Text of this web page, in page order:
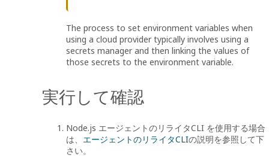
The process to set environment variables when
using a cloud provider typically involves using a
secrets manager and then linking the values of
those secrets to the environment variable.
実行して確認
Node.js エージェントのリライタCLI を使用する場合
は、 エージェントのリライタCLIの説明を参照して下
さい。